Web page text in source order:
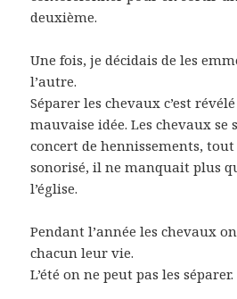
deuxième.
Une fois, je décidais de les
l’autre.
Séparer les chevaux c’est
mauvaise idée. Les chevaux se
concert de hennissements,
sonorisé, il ne manquait plus
l’église.
Pendant l’année les chevaux
chacun leur vie.
L’été on ne peut pas les séparer.